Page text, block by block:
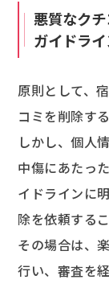
悪質なク
ガイドラ
原則として、
コミを削除す
しかし、個人
中傷にあたっ
イドラインに
除を依頼する
その場合は、
行い、審査を